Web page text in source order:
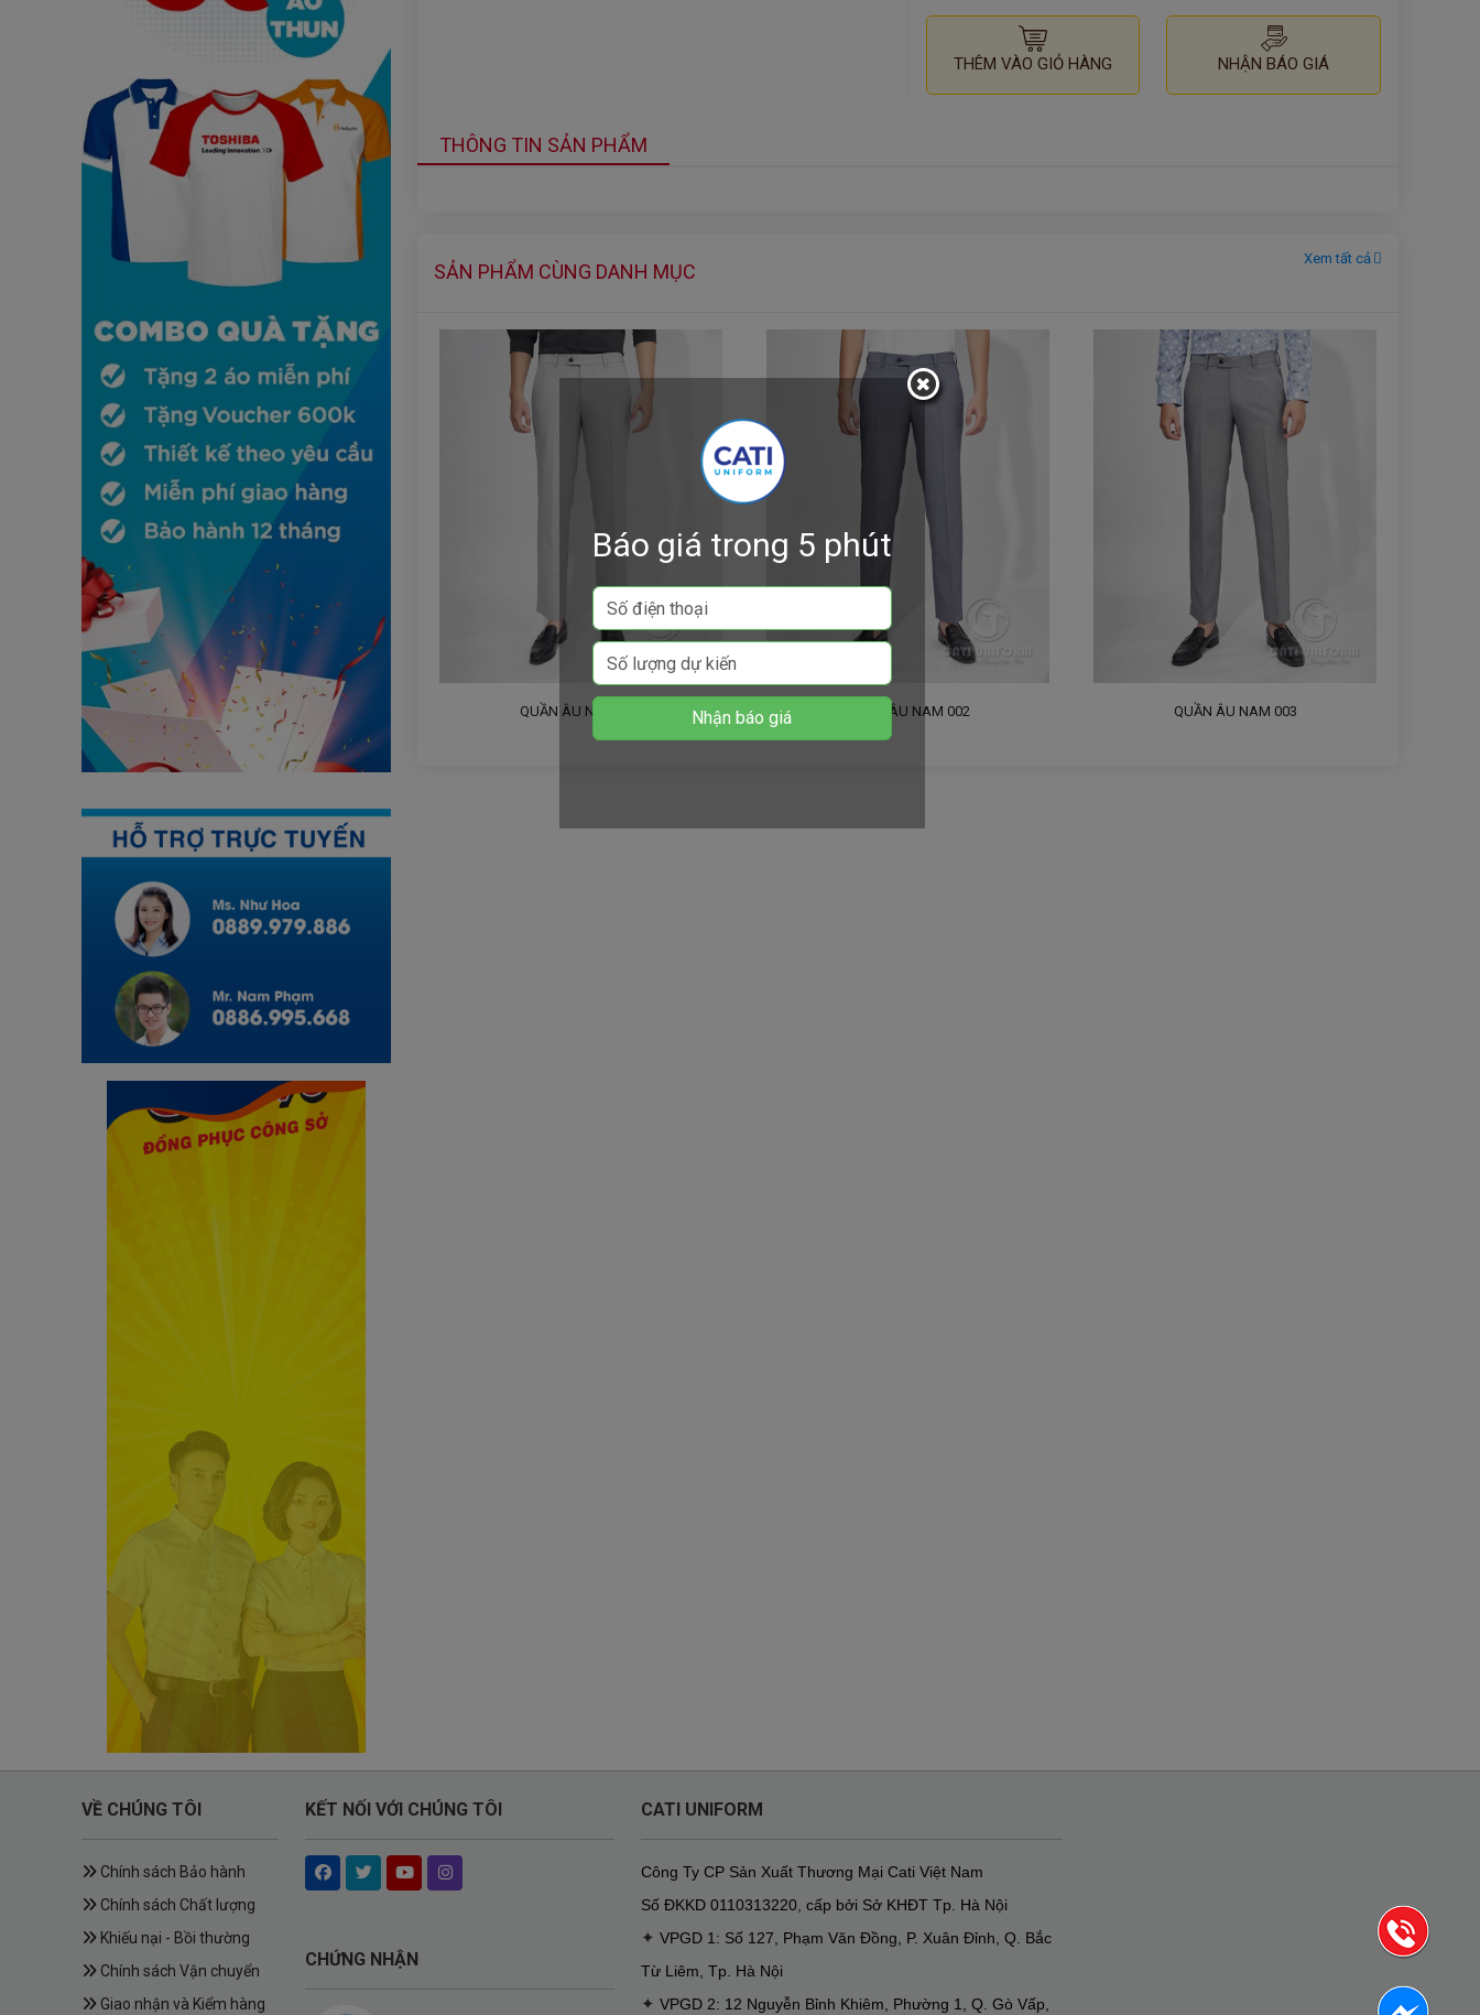
THÊM VÀO GIỎ HÀNG NHẬN BÁO GIÁ
THÔNG TIN SẢN PHẨM
SẢN PHẨM CÙNG DANH MỤC
Xem tất cả
QUẦN ÂU NAM 001 QUẦN ÂU NAM 002 QUẦN ÂU NAM 003
VỀ CHÚNG TÔI
Chính sách Bảo hành
Chính sách Chất lượng
Khiếu nại - Bồi thường
Chính sách Vận chuyển
Giao nhận và Kiểm hàng
KẾT NỐI VỚI CHÚNG TÔI
CHỨNG NHẬN
CATI UNIFORM
Công Ty CP Sản Xuất Thương Mại Cati Việt Nam
Số ĐKKD 0110313220 cấp bởi Sở KHĐT Tp. Hà Nội
✦VPGD 1: Số 127, Phạm Văn Đồng, P. Xuân Đỉnh, Q. Bắc
Từ Liêm, Tp. Hà Nội
✦VPGD 2: 12 Nguyễn Bỉnh Khiêm, Phường 1, Q. Gò Vấp,
Báo giá trong 5 phút